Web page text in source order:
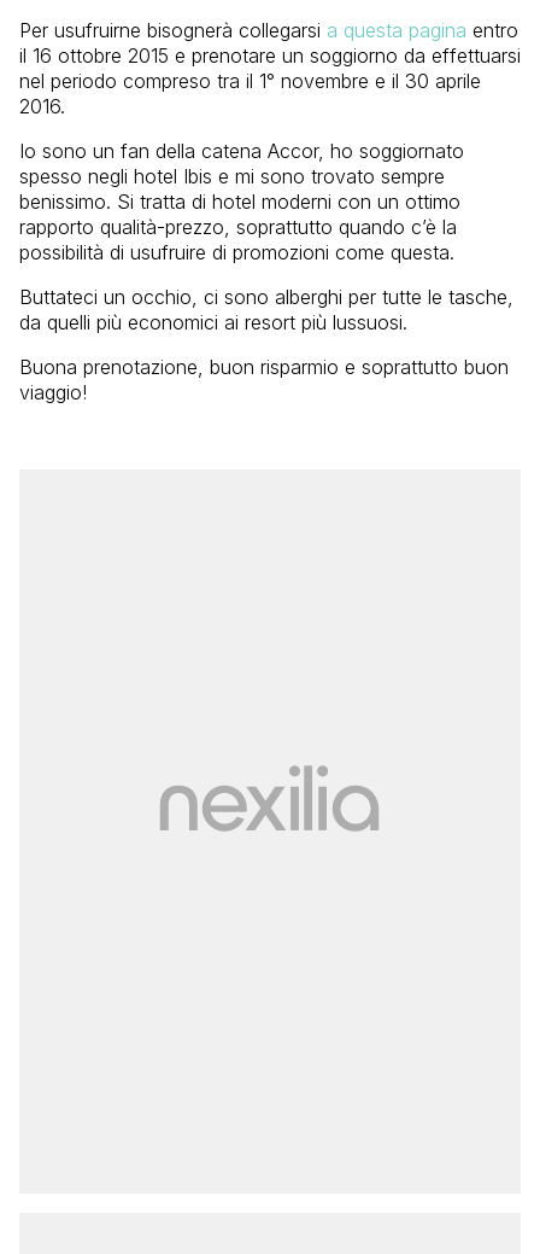
Per usufruirne bisognerà collegarsi a questa pagina entro
il 16 ottobre 2015 e prenotare un soggiorno da effettuarsi
nel periodo compreso tra il 1° novembre e il 30 aprile
2016.
Io sono un fan della catena Accor, ho soggiornato
spesso negli hotel Ibis e mi sono trovato sempre
benissimo. Si tratta di hotel moderni con un ottimo
rapporto qualità-prezzo, soprattutto quando c’è la
possibilità di usufruire di promozioni come questa.
Buttateci un occhio, ci sono alberghi per tutte le tasche,
da quelli più economici ai resort più lussuosi.
Buona prenotazione, buon risparmio e soprattutto buon
viaggio!